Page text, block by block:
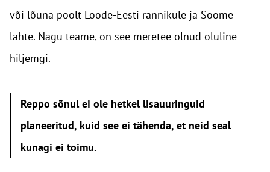
või lõuna poolt Loode-Eesti rannikule ja Soome
lahte. Nagu teame, on see meretee olnud oluline
hiljemgi.
Reppo sõnul ei ole hetkel lisauuringuid
planeeritud, kuid see ei tähenda, et neid seal
kunagi ei toimu.